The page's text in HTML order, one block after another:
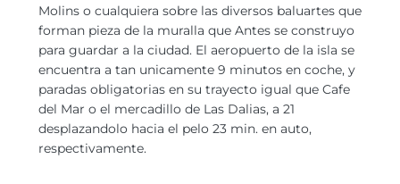
Molins o cualquiera sobre las diversos baluartes que
forman pieza de la muralla que Antes se construyo
para guardar a la ciudad. El aeropuerto de la isla se
encuentra a tan unicamente 9 minutos en coche, y
paradas obligatorias en su trayecto igual que Cafe
del Mar o el mercadillo de Las Dalias, a 21
desplazandolo hacia el pelo 23 min. en auto,
respectivamente.